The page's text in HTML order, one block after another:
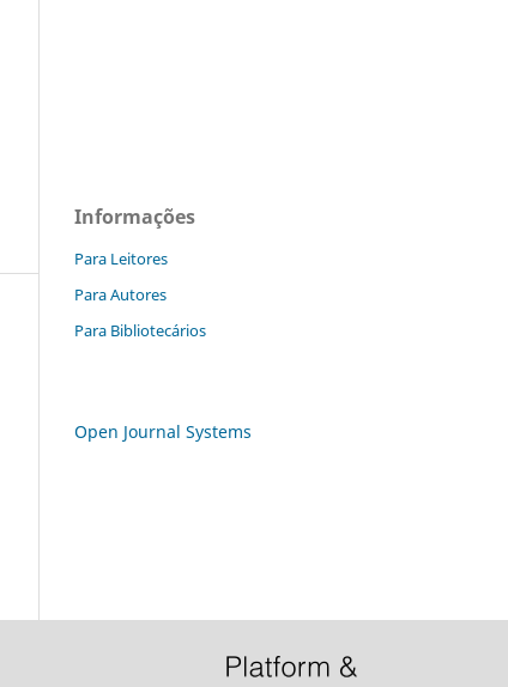
Informações
Para Leitores
Para Autores
Para Bibliotecários
Open Journal Systems